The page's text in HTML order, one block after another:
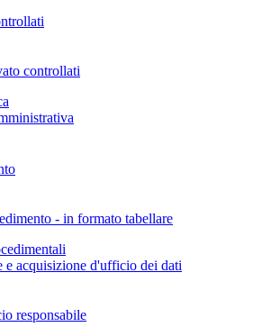
controllati
- in formato tabellare
acquisizione d'ufficio dei dati
responsabile